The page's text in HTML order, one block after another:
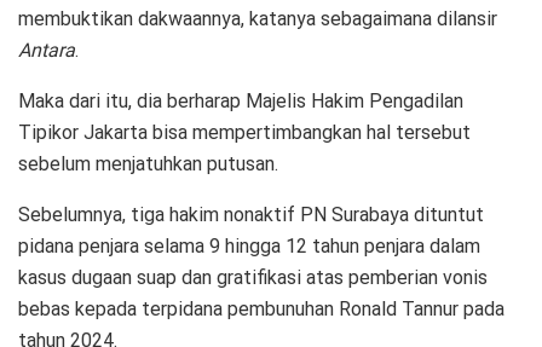
membuktikan dakwaannya, katanya sebagaimana dilansir
Antara.
Maka dari itu, dia berharap Majelis Hakim Pengadilan
Tipikor Jakarta bisa mempertimbangkan hal tersebut
sebelum menjatuhkan putusan.
Sebelumnya, tiga hakim nonaktif PN Surabaya dituntut
pidana penjara selama 9 hingga 12 tahun penjara dalam
kasus dugaan suap dan gratifikasi atas pemberian vonis
bebas kepada terpidana pembunuhan Ronald Tannur pada
tahun 2024.